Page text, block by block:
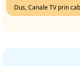
Dus, Canale TV prin